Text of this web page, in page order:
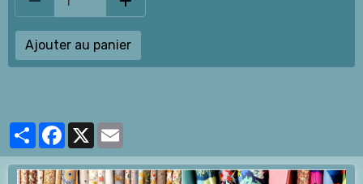
Ajouter au panier
PartagerFacebook